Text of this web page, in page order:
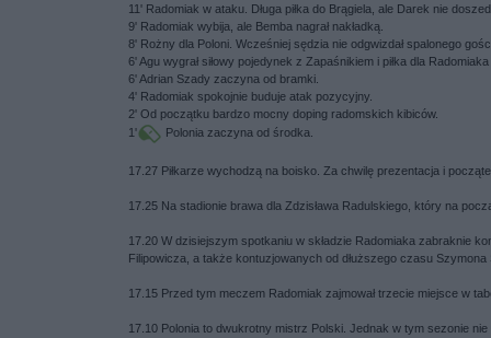
11' Radomiak w ataku. Długa piłka do Brągiela, ale Darek nie
9' Radomiak wybija, ale Bemba nagrał nakładką.
8' Rożny dla Poloni. Wcześniej sędzia nie odgwizdał spalonego
6' Agu wygrał siłowy pojedynek z Zapaśnikiem i piłka dla Radomiaka
6' Adrian Szady zaczyna od bramki.
4' Radomiak spokojnie buduje atak pozycyjny.
2' Od początku bardzo mocny doping radomskich kibiców.
1'
Polonia zaczyna od środka.
17.27 Piłkarze wychodzą na boisko. Za chwilę prezentacja i
17.25 Na stadionie brawa dla Zdzisława Radulskiego, który na
17.20 W dzisiejszym spotkaniu w składzie Radomiaka zabraknie
Filipowicza, a także kontuzjowanych od dłuższego czasu Szymona
17.15 Przed tym meczem Radomiak zajmował trzecie miejsce w
17.10 Polonia to dwukrotny mistrz Polski. Jednak w tym sezonie